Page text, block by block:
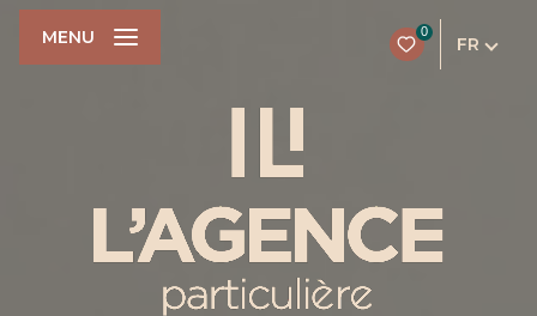
0
FR
MENU